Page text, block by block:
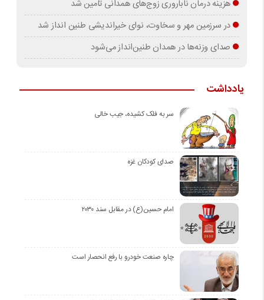
هزینه درمان ناباروری زوج‌های همدانی تامین شد
در سرزمین مهر و سخاوت، نوای خیراندیشی طنین انداز شد
صدای وزنه‌ها در همدان طنین‌انداز می‌شود
یادداشت
سر به فلک کشیده، جیب خالی
صدای کودکان غزه
امام حسین(ع) در مقابل سند ۲۰۳۰
چاره صنعت خودرو با رفع انحصار است